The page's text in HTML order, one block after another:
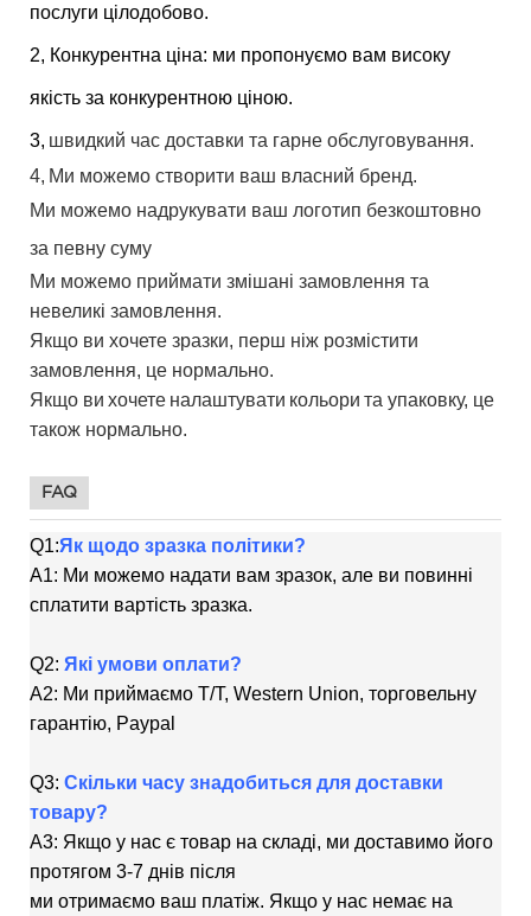
послуги цілодобово.
2, Конкурентна ціна: ми пропонуємо вам високу
якість за конкурентною ціною.
3, швидкий час доставки та гарне обслуговування.
4, Ми можемо створити ваш власний бренд.
Ми можемо надрукувати ваш логотип безкоштовно
за певну суму
Ми можемо приймати змішані замовлення та
невеликі замовлення.
Якщо ви хочете зразки, перш ніж розмістити
замовлення, це нормально.
Якщо ви хочете налаштувати кольори та упаковку, це
також нормально.
FAQ
Q1:Як щодо зразка політики?
A1: Ми можемо надати вам зразок, але ви повинні
сплатити вартість зразка.
Q2: Які умови оплати?
A2: Ми приймаємо T/T, Western Union, торговельну
гарантію, Paypal
Q3: Скільки часу знадобиться для доставки
товару?
A3: Якщо у нас є товар на складі, ми доставимо його
протягом 3-7 днів після
ми отримаємо ваш платіж. Якщо у нас немає на